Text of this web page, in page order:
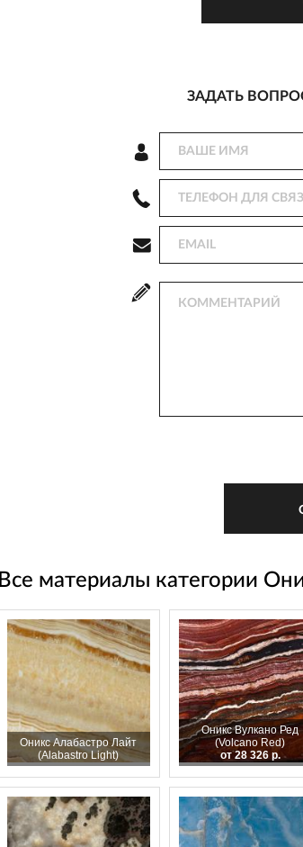
ЗАДАТЬ
Все материалы категории
Оникс Алабастро Лайт
(Alabastro Light)
Оникс Вулкано Ред
(Volcano Red)
от 28 326 р.